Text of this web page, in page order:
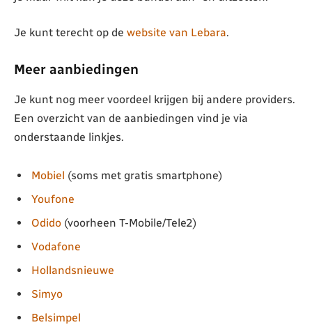
Je kunt terecht op de website van Lebara.
Meer aanbiedingen
Je kunt nog meer voordeel krijgen bij andere providers.
Een overzicht van de aanbiedingen vind je via
onderstaande linkjes.
Mobiel (soms met gratis smartphone)
Youfone
Odido (voorheen T-Mobile/Tele2)
Vodafone
Hollandsnieuwe
Simyo
Belsimpel